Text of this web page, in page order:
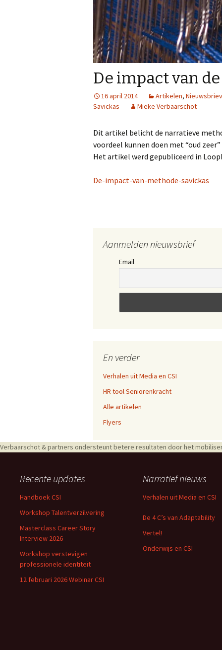
De impact van
16 april 2014 Artikelen,
Savickas
Mieke Verbaarschot
Dit artikel belicht de narratieve
voordeel kunnen doen met “oud
Het artikel werd gepubliceerd in
De-impact-van-methode-savickas
Aanmelden nieuwsbrief
Email
En verder
Verhalen uit Media en CSI
HR tool Seniorenkracht
Alle artikelen
Flyers
Verbaarschot & partners ondersteunt betere resultaten door het
Recente updates
Handboek CSI
Workshop Talentverzilvering
Masterclass Career Story
Interview 2026
Workshop verstevigen
professionele identiteit
12 februari 2026 Webinar CSI
Narratief nieuws
Verhalen uit Media en CSI
De 4 C’s van Adaptability
Vertel!
Onderwijs en CSI